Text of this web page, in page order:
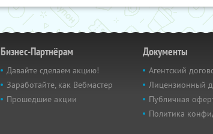
Бизнес-Партнёрам
Давайте сделаем акцию!
Заработайте, как Вебмастер
Прошедшие акции
Документы
Агентский
Лицензионный
Публичная
Политика